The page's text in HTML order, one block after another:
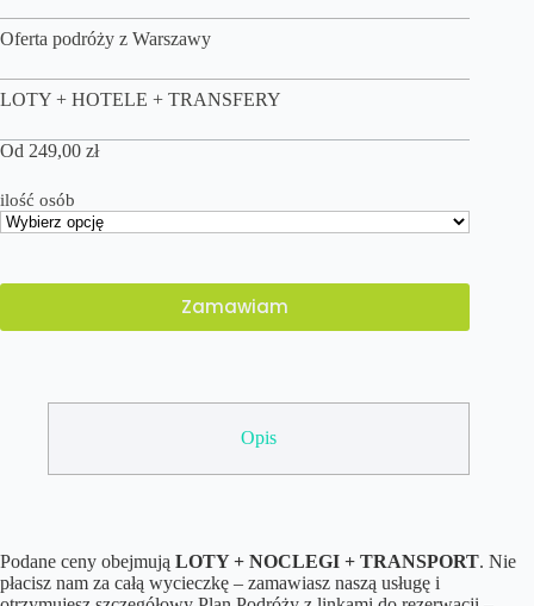
Oferta podróży z Warszawy
LOTY + HOTELE + TRANSFERY
Od 249,00 zł
ilość osób
Zamawiam
Opis
Podane ceny obejmują LOTY + NOCLEGI + TRANSPORT. Nie
płacisz nam za całą wycieczkę – zamawiasz naszą usługę i